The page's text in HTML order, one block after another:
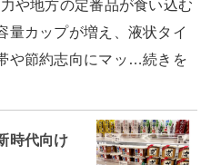
や地方の定番品が食い込む
量カップが増え、液状タイ
や節約志向にマッ…続きを
時代向け